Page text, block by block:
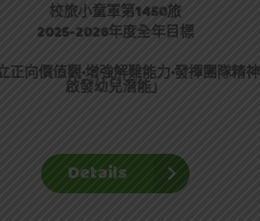
校旅小童軍第1450旅
2025-2026年度全年目標
正向價值觀·增強解難能力·發揮團隊精神
啟發幼兒潛能」
Details